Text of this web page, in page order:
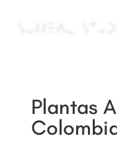
Plantas